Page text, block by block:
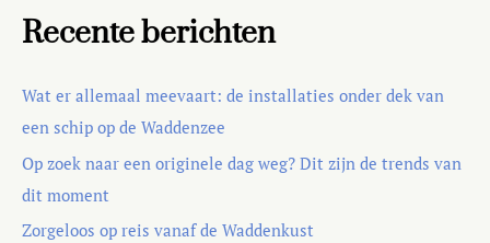
Recente berichten
Wat er allemaal meevaart: de installaties onder dek van
een schip op de Waddenzee
Op zoek naar een originele dag weg? Dit zijn de trends van
dit moment
Zorgeloos op reis vanaf de Waddenkust